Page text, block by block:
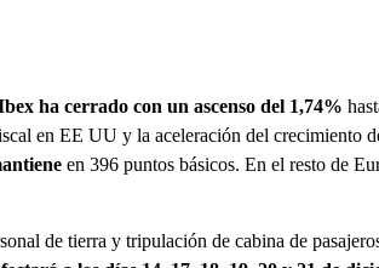
ha cerrado con un ascenso del 1,74%
en EE UU y la aceleración del crecimiento
en 396 puntos básicos. En el resto de
de tierra y tripulación de cabina de